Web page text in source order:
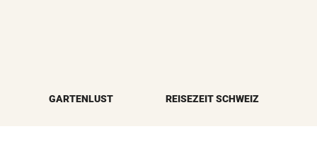
GARTENLUST REISEZEIT SCHWEIZ